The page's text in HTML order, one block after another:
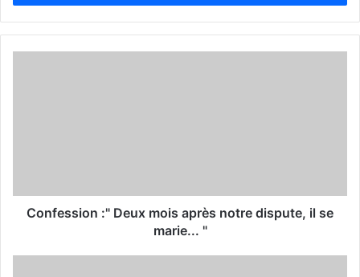
r
y
Confession :" Deux mois après notre dispute, il se
marie... "